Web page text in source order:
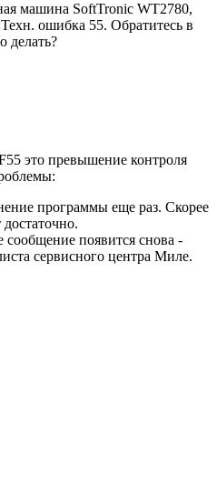
машина SoftTronic WT2780,
ошибка 55. Обратитесь в
делать?
это превышение контроля
программы еще раз. Скорее
достаточно.
сообщение появится снова -
сервисного центра Миле.